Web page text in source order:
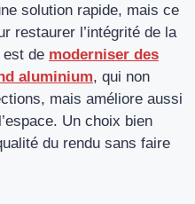
solution rapide, mais ce
restaurer l’intégrité de la
est de moderniser des
aluminium, qui non
mais améliore aussi
Un choix bien
du rendu sans faire